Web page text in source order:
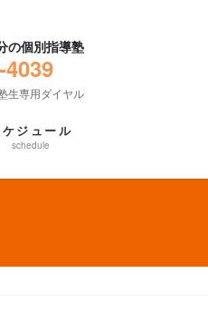
の個別指導塾
生専用ダイヤル
ジュール
schedule